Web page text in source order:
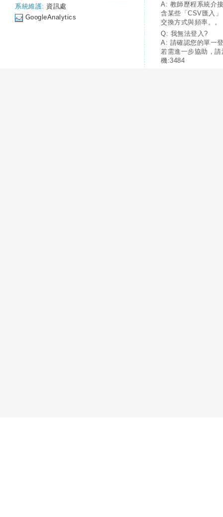
系統維護: 資訊處
GoogleAnalytics
A: 教師歷程系統介
含某些「CSV匯入
交換方式與頻率。。
Q: 我無法登入?
A: 請確認您的單一
若需進一步協助，
機:3484